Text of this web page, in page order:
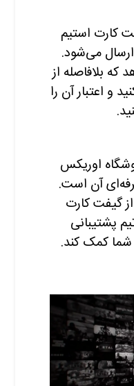
کارت استیم
می‌شود.
که بلافاصله از
و اعتبار آن را
اوریکس
و حرفه‌ای آن است.
از گیفت کارت
پشتیبانی
شما کمک کند.